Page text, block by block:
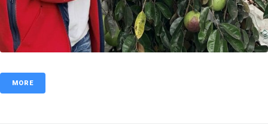
MORE